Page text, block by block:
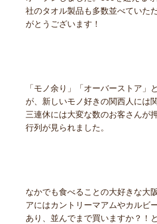
社のタオル製品も多数並べていた
がとうございます！
「モノ余り」「オーバーストア」
が、新しいモノ好きの関西人には
三連休には大変な数のお客さんが
行列が見られました。
なかでも食べることの大好きな大
アにはカントリーマアムやカルビ
あり、並んでまで買いますか？！